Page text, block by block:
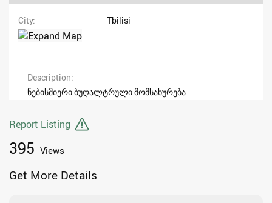
City Tbilisi
Description
ნებისმიერი ბუღალტრული მომსახურება
Report Listing
395 Views
Get More Details